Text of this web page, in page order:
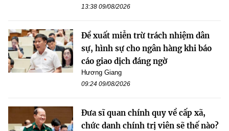
13:38 09/08/2026
Đề xuất miễn trừ trách nhiệm dân
sự, hình sự cho ngân hàng khi báo
cáo giao dịch đáng ngờ
Hương Giang
09:24 09/08/2026
Đưa sĩ quan chính quy về cấp xã,
chức danh chính trị viên sẽ thế nào?